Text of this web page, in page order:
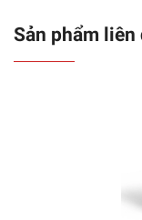
Sản phẩm liên